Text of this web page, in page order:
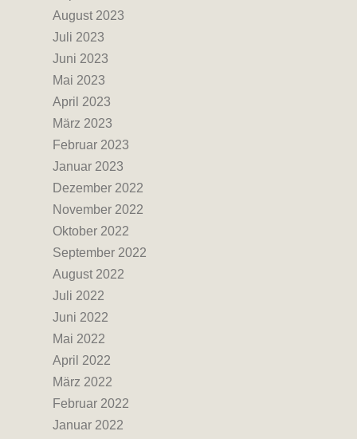
August 2023
Juli 2023
Juni 2023
Mai 2023
April 2023
März 2023
Februar 2023
Januar 2023
Dezember 2022
November 2022
Oktober 2022
September 2022
August 2022
Juli 2022
Juni 2022
Mai 2022
April 2022
März 2022
Februar 2022
Januar 2022